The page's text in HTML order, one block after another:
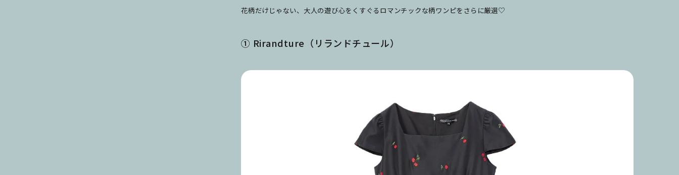
花柄だけじゃない、大人の遊び心をくすぐるロマンチックな柄ワンピをさらに厳選♡
① Rirandture（リランドチュール）